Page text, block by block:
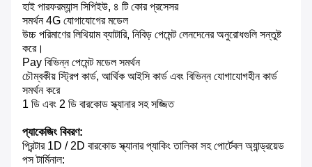
হাই পারফরম্যান্স সিপিইউ, ৪ টি কোর প্রসেসর
সমর্থন 4G যোগাযোগের মডেল
উচ্চ পরিমাণের লিথিয়াম ব্যাটারি, নিবিড় পেমেন্ট লেনদেনের অনুরোধগুলি সন্তুষ্ট
করে।
Pay বিভিন্ন পেমেন্ট মডেল সমর্থন
চৌম্বকীয় স্ট্রিপ কার্ড, আর্থিক আইসি কার্ড এবং বিভিন্ন যোগাযোগহীন কার্ড
সমর্থন করে
1 ডি এবং 2 ডি বারকোড স্ক্যানার সহ সজ্জিত
প্যাকেজিং বিবরণ:
প্রিন্টার 1D / 2D বারকোড স্ক্যানার প্যাকিং তালিকা সহ পোর্টেবল অ্যান্ড্রয়েড
পস টার্মিনাল: